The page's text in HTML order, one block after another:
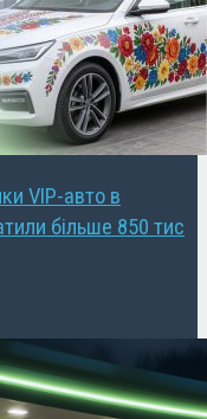
VIP-авто в
більше 850 тис